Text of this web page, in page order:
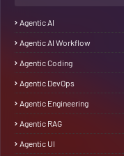
Agentic AI
Agentic AI Workflow
Agentic Coding
Agentic DevOps
Agentic Engineering
Agentic RAG
Agentic UI